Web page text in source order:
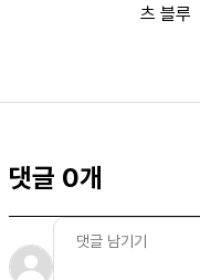
츠 블루
댓글 0개